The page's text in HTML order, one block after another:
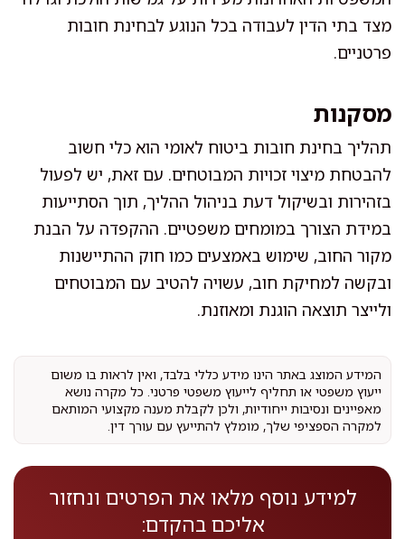
מצד בתי הדין לעבודה בכל הנוגע לבחינת חובות
פרטניים.
מסקנות
תהליך בחינת חובות ביטוח לאומי הוא כלי חשוב
להבטחת מיצוי זכויות המבוטחים. עם זאת, יש לפעול
בזהירות ובשיקול דעת בניהול ההליך, תוך הסתייעות
במידת הצורך במומחים משפטיים. ההקפדה על הבנת
מקור החוב, שימוש באמצעים כמו חוק ההתיישנות
ובקשה למחיקת חוב, עשויה להטיב עם המבוטחים
ולייצר תוצאה הוגנת ומאוזנת.
המידע המוצג באתר הינו מידע כללי בלבד, ואין לראות בו משום
ייעוץ משפטי או תחליף לייעוץ משפטי פרטני. כל מקרה נושא
מאפיינים ונסיבות ייחודיות, ולכן לקבלת מענה מקצועי המותאם
למקרה הספציפי שלך, מומלץ להתייעץ עם עורך דין.
למידע נוסף מלאו את הפרטים ונחזור
אליכם בהקדם: